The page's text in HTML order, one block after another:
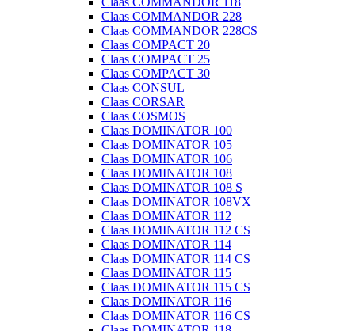
Claas COMMANDOR 228
Claas COMMANDOR 228CS
Claas COMPACT 20
Claas COMPACT 25
Claas COMPACT 30
Claas CONSUL
Claas CORSAR
Claas COSMOS
Claas DOMINATOR 100
Claas DOMINATOR 105
Claas DOMINATOR 106
Claas DOMINATOR 108
Claas DOMINATOR 108 S
Claas DOMINATOR 108VX
Claas DOMINATOR 112
Claas DOMINATOR 112 CS
Claas DOMINATOR 114
Claas DOMINATOR 114 CS
Claas DOMINATOR 115
Claas DOMINATOR 115 CS
Claas DOMINATOR 116
Claas DOMINATOR 116 CS